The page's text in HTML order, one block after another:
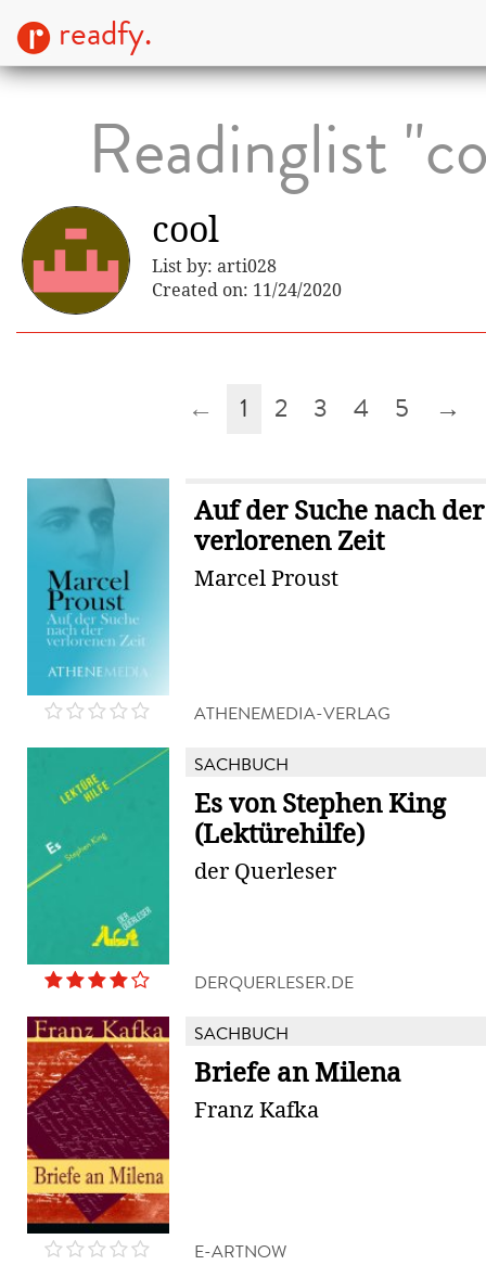
readfy.
Readinglist
cool
List by: arti028
Created on: 11/24/2020
← 1 2 3 4 5 →
Auf der Suche nach der
verlorenen Zeit
Marcel Proust
ATHENEMEDIA-VERLAG
SACHBUCH
Es von Stephen King
(Lektürehilfe)
der Querleser
DERQUERLESER.DE
SACHBUCH
Briefe an Milena
Franz Kafka
E-ARTNOW